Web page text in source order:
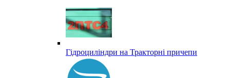
Гідроциліндри на Тракторні причепи